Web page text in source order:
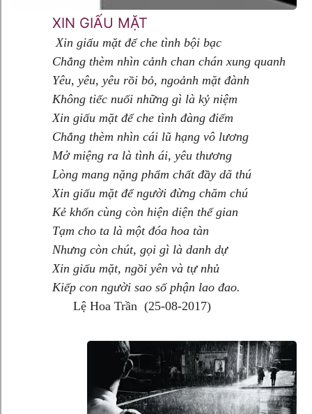
XIN GIẤU MẶT
Xin giấu mặt để che tình bội bạc
Chẳng thèm nhìn cảnh chan chán xung quanh
Yêu, yêu, yêu rồi bỏ, ngoảnh mặt đành
Không tiếc nuối những gì là kỷ niệm
Xin giấu mặt để che tình đàng điếm
Chẳng thèm nhìn cái lũ hạng vô lương
Mở miệng ra là tình ái, yêu thương
Lòng mang nặng phẩm chất đầy dã thú
Xin giấu mặt để người đừng chăm chú
Kẻ khốn cùng còn hiện diện thế gian
Tạm cho ta là một đóa hoa tàn
Nhưng còn chút, gọi gì là danh dự
Xin giấu mặt, ngồi yên và tự nhủ
Kiếp con người sao số phận lao đao.
Lệ Hoa Trần (25-08-2017)